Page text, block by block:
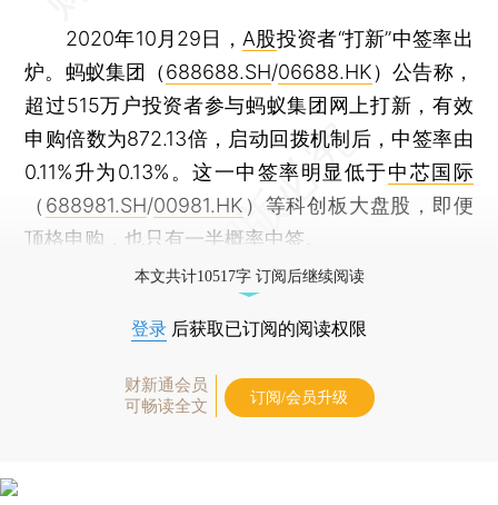
2020年10月29日， A股投资者“打新”中签率出
炉。蚂蚁集团（688688.SH/06688.HK）公告称，
超过515万户投资者参与蚂蚁集团网上打新，有效
申购倍数为872.13倍，启动回拨机制后，中签率由
0.11%升为0.13%。这一中签率明显低于中芯国际
（ 688981.SH/00981.HK ）等科创板大盘股，即便
顶格申购，也只有一半概率中签。
本文共计10517字 订阅后继续阅读
登录 后获取已订阅的阅读权限
财新通会员
可畅读全文
订阅/会员升级